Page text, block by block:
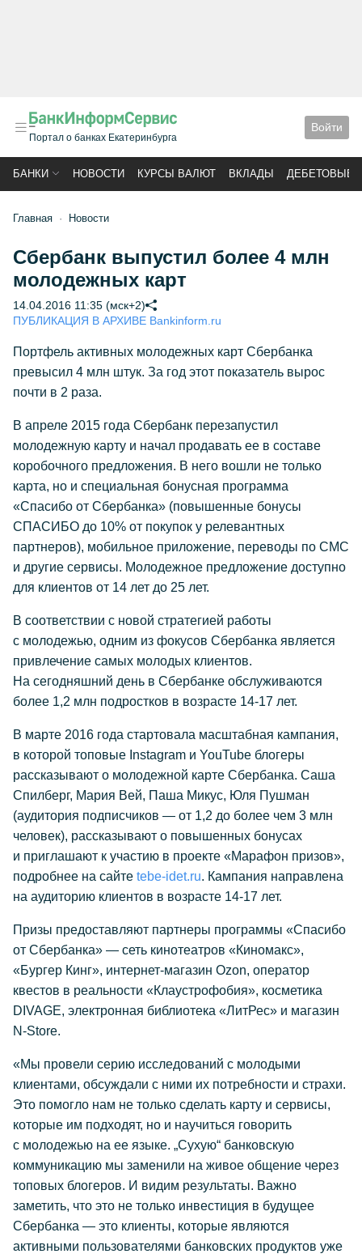
Портал о банках Екатеринбурга
Войти
БАНКИ НОВОСТИ КУРСЫ ВАЛЮТ ВКЛАДЫ ДЕБЕТОВЫЕ
Главная Новости
Сбербанк выпустил более 4 млн
молодежных карт
14.04.2016 11:35 (мск+2)
ПУБЛИКАЦИЯ В АРХИВЕ Bankinform.ru
Портфель активных молодежных карт Сбербанка
превысил 4 млн штук. За год этот показатель вырос
почти в 2 раза.
В апреле 2015 года Сбербанк перезапустил
молодежную карту и начал продавать ее в составе
коробочного предложения. В него вошли не только
карта, но и специальная бонусная программа
«Спасибо от Сбербанка» (повышенные бонусы
СПАСИБО до 10% от покупок у релевантных
партнеров), мобильное приложение, переводы по СМС
и другие сервисы. Молодежное предложение доступно
для клиентов от 14 лет до 25 лет.
В соответствии с новой стратегией работы
с молодежью, одним из фокусов Сбербанка является
привлечение самых молодых клиентов.
На сегодняшний день в Сбербанке обслуживаются
более 1,2 млн подростков в возрасте 14-17 лет.
В марте 2016 года стартовала масштабная кампания,
в которой топовые Instagram и YouTube блогеры
рассказывают о молодежной карте Сбербанка. Саша
Спилберг, Мария Вей, Паша Микус, Юля Пушман
(аудитория подписчиков — от 1,2 до более чем 3 млн
человек), рассказывают о повышенных бонусах
и приглашают к участию в проекте «Марафон призов»,
подробнее на сайте tebe-idet.ru. Кампания направлена
на аудиторию клиентов в возрасте 14-17 лет.
Призы предоставляют партнеры программы «Спасибо
от Сбербанка» — сеть кинотеатров «Киномакс»,
«Бургер Кинг», интернет-магазин Ozon, оператор
квестов в реальности «Клаустрофобия», косметика
DIVAGE, электронная библиотека «ЛитРес» и магазин
N-Store.
«Мы провели серию исследований с молодыми
клиентами, обсуждали с ними их потребности и страхи.
Это помогло нам не только сделать карту и сервисы,
которые им подходят, но и научиться говорить
с молодежью на ее языке. „Сухую“ банковскую
коммуникацию мы заменили на живое общение через
топовых блогеров. И видим результаты. Важно
заметить, что это не только инвестиция в будущее
Сбербанка — это клиенты, которые являются
активными пользователями банковских продуктов уже